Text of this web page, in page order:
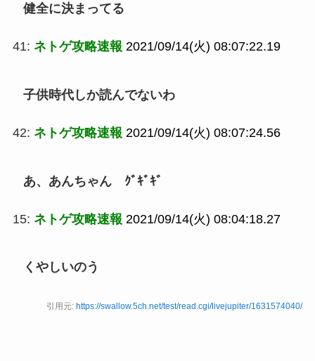
健全に決まってる
41: ネトゲ攻略速報 2021/09/14(火) 08:07:22.19
子供時代しか読んでないわ
42: ネトゲ攻略速報 2021/09/14(火) 08:07:24.56
あ、あんちゃん ｸﾞｷﾞｷﾞ
15: ネトゲ攻略速報 2021/09/14(火) 08:04:18.27
くやしいのう
引用元: https://swallow.5ch.net/test/read.cgi/livejupiter/1631574040/